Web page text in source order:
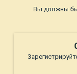
Вы должны